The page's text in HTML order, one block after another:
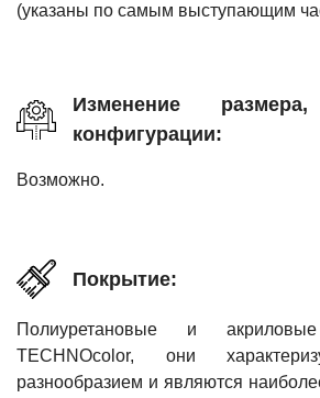
(указаны по самым выступающим
Изменение
конфигурации:
Возможно.
Покрытие:
Полиуретановые и
TECHNOcolor, они
разнообразием и являются